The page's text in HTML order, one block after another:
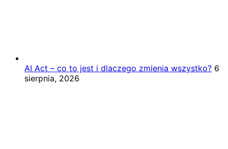
AI Act – co to jest i dlaczego zmienia wszystko? 6
sierpnia, 2026